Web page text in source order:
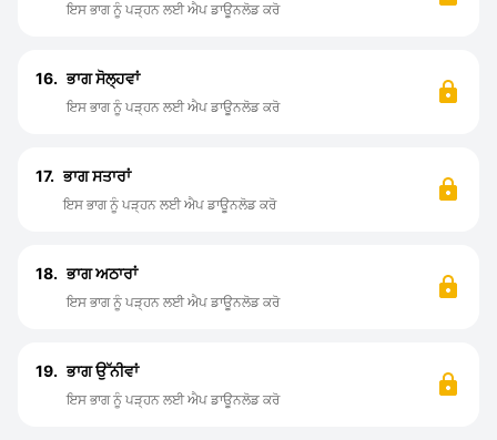
ਇਸ ਭਾਗ ਨੂੰ ਪੜ੍ਹਨ ਲਈ ਐਪ ਡਾਊਨਲੋਡ ਕਰੋ
16. ਭਾਗ ਸੋਲ੍ਹਵਾਂ
ਇਸ ਭਾਗ ਨੂੰ ਪੜ੍ਹਨ ਲਈ ਐਪ ਡਾਊਨਲੋਡ ਕਰੋ
17. ਭਾਗ ਸਤਾਰਾਂ
ਇਸ ਭਾਗ ਨੂੰ ਪੜ੍ਹਨ ਲਈ ਐਪ ਡਾਊਨਲੋਡ ਕਰੋ
18. ਭਾਗ ਅਠਾਰਾਂ
ਇਸ ਭਾਗ ਨੂੰ ਪੜ੍ਹਨ ਲਈ ਐਪ ਡਾਊਨਲੋਡ ਕਰੋ
19. ਭਾਗ ਉੱਨੀਵਾਂ
ਇਸ ਭਾਗ ਨੂੰ ਪੜ੍ਹਨ ਲਈ ਐਪ ਡਾਊਨਲੋਡ ਕਰੋ